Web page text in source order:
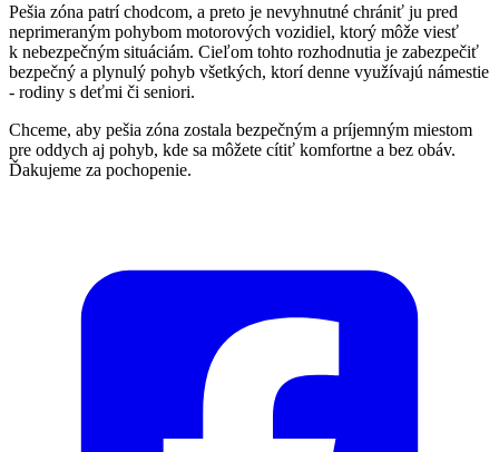
Pešia zóna patrí chodcom, a preto je nevyhnutné chrániť ju pred
neprimeraným pohybom motorových vozidiel, ktorý môže viesť
k nebezpečným situáciám. Cieľom tohto rozhodnutia je zabezpečiť
bezpečný a plynulý pohyb všetkých, ktorí denne využívajú námestie
- rodiny s deťmi či seniori.
Chceme, aby pešia zóna zostala bezpečným a príjemným miestom
pre oddych aj pohyb, kde sa môžete cítiť komfortne a bez obáv.
Ďakujeme za pochopenie.